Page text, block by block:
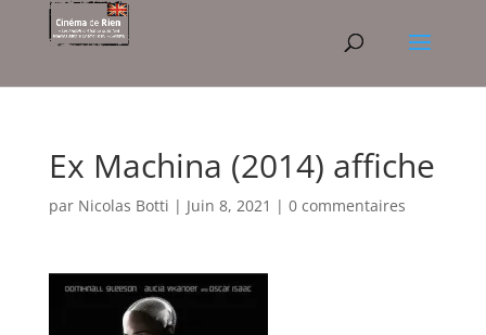
Ex Machina (2014) affiche
par Nicolas Botti | Juin 8, 2021 | 0 commentaires